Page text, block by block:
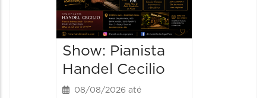
Show: Pianista
Handel Cecilio
08/08/2026 até